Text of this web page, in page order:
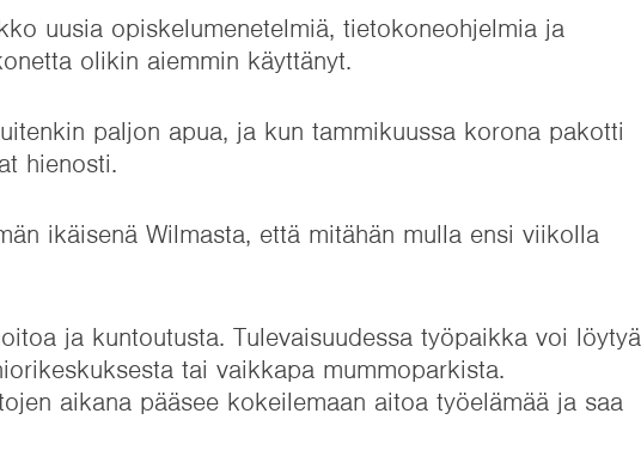
uusia opiskelumenetelmiä, tietokoneohjelmia ja
olikin aiemmin käyttänyt.
paljon apua, ja kun tammikuussa korona pakotti
hienosti.
ikäisenä Wilmasta, että mitähän mulla ensi viikolla
ja kuntoutusta. Tulevaisuudessa työpaikka voi löytyä
tai vaikkapa mummoparkista.
aikana pääsee kokeilemaan aitoa työelämää ja saa